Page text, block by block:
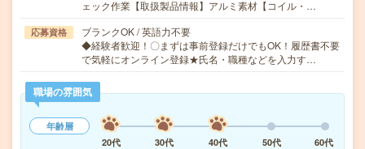
ェック作業【取扱製品情報】アルミ素材【コイル・…
応募資格
ブランクOK / 英語力不要
◆経験者歓迎！〇まずは事前登録だけでもOK！履歴書不要
で気軽にオンライン登録★氏名・職種などを入力す…
職場の雰囲気
年齢層
20代
30代 40代 50代 60代